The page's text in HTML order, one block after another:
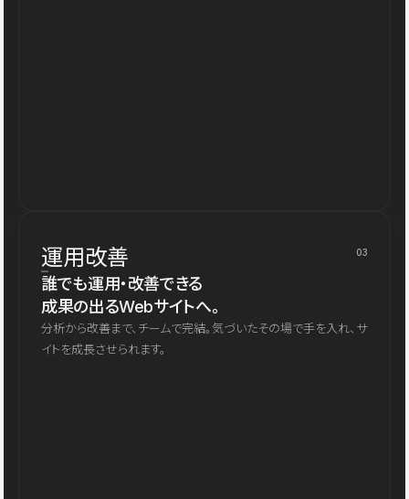
運用改善 03
誰でも運用・改善できる
成果の出るWebサイトへ。
分析から改善まで、チームで完結。気づいたその場で手を入れ、サ
イトを成長させられます。